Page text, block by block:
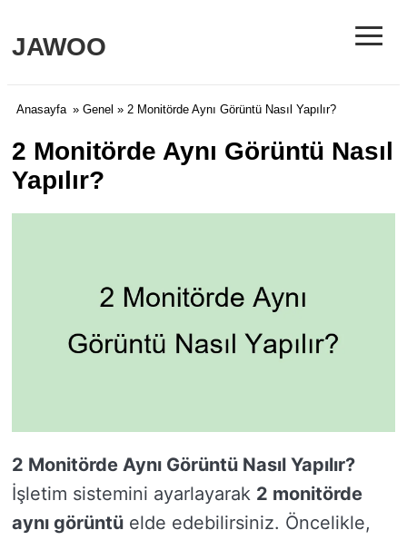
JAWOO ≡
Anasayfa » Genel » 2 Monitörde Aynı Görüntü Nasıl Yapılır?
2 Monitörde Aynı Görüntü Nasıl
Yapılır?
2 Monitörde Aynı Görüntü Nasıl Yapılır?
İşletim sistemini ayarlayarak 2 monitörde
aynı görüntü elde edebilirsiniz. Öncelikle,